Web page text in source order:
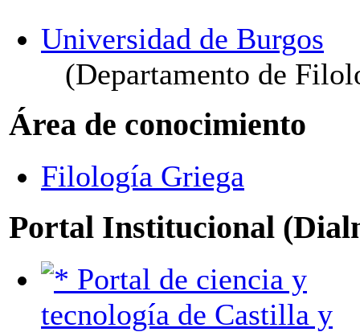
Universidad de Burgos
(Departamento de
Área de conocimiento
Filología Griega
Portal Institucional
tecnología de Castilla y